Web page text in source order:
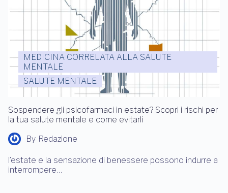
MEDICINA CORRELATA ALLA SALUTE
MENTALE
SALUTE MENTALE
Sospendere gli psicofarmaci in estate? Scopri i rischi per
la tua salute mentale e come evitarli
By Redazione
l’estate e la sensazione di benessere possono indurre a
interrompere…